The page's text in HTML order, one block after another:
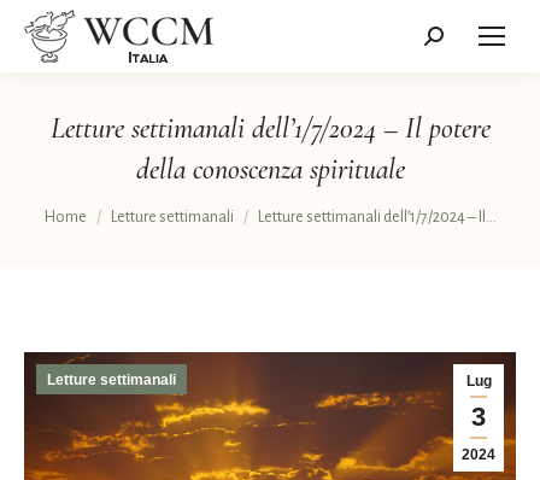
Cerca:
Letture settimanali dell’1/7/2024 – Il potere
della conoscenza spirituale
Tu sei qui:
Home Letture settimanali Letture settimanali dell’1/7/2024 – Il…
Lug
3
2024
Letture settimanali